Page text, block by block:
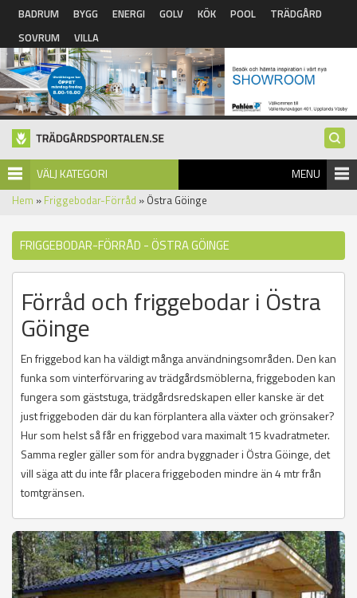
Hoppa till huvudinnehåll
BADRUM BYGG ENERGI GOLV KÖK POOL
TRÄDGÅRD
SOVRUM
VILLA
VÄLJ KATEGORI MENU
Hem » Friggebodar-Förråd » Östra Göinge
FRIGGEBODAR-FÖRRÅD - ÖSTRA GÖINGE
Förråd och friggebodar i Östra
Göinge
En friggebod kan ha väldigt många användningsområden. Den kan
funka som vinterförvaring av trädgårdsmöblerna, friggeboden kan
fungera som gäststuga, trädgårdsredskapen eller kanske är det
just friggeboden där du kan förplantera alla växter och grönsaker?
Hur som helst så får en friggebod vara maximalt 15 kvadratmeter.
Samma regler gäller som för andra byggnader i Östra Göinge, det
vill säga att du inte får placera friggeboden mindre än 4 mtr från
tomtgränsen.